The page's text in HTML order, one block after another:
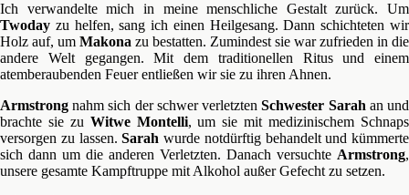
Ich verwandelte mich in meine menschliche Gestalt zurück. Um
Twoday zu helfen, sang ich einen Heilgesang. Dann schichteten wir
Holz auf, um Makona zu bestatten. Zumindest sie war zufrieden in die
andere Welt gegangen. Mit dem traditionellen Ritus und einem
atemberaubenden Feuer entließen wir sie zu ihren Ahnen.
Armstrong nahm sich der schwer verletztenSchwester Sarah an und
brachte sie zu Witwe Montelli, um sie mit medizinischem Schnaps
versorgen zu lassen.Sarah wurde notdürftig behandelt und kümmerte
sich dann um die anderen Verletzten. Danach versuchte Armstrong,
unsere gesamte Kampftruppe mit Alkohol außer Gefecht zu setzen.